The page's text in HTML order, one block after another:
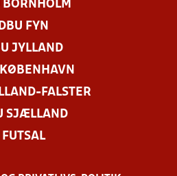
BORNHOLM
DBU FYN
JYLLAND
FALSTER
SJÆLLAND
FUTSAL